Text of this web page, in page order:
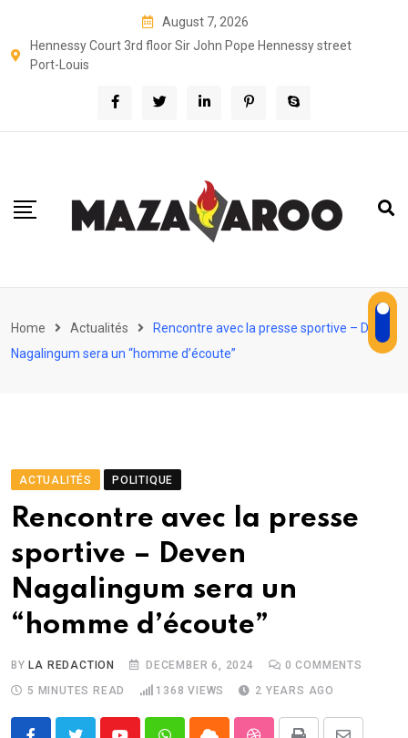
content
August 7, 2026
Hennessy Court 3rd floor Sir John Pope Hennessy street
Port-Louis
Home Actualités
Rencontre avec la presse sportive – Deven
Nagalingum sera un “homme d’écoute”
ACTUALITÉS POLITIQUE
Rencontre avec la presse
sportive – Deven
Nagalingum sera un
“homme d’écoute”
BYLA REDACTION DECEMBER 6, 2024 0 COMMENTS
5 MINUTES READ
1368 VIEWS 2 YEARS AGO